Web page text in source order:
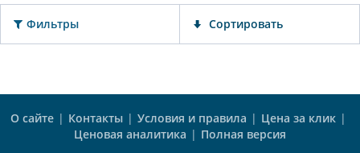
Фильтры Сортировать
О сайте | Контакты | Условия и правила | Цена за клик |
Ценовая аналитика | Полная версия